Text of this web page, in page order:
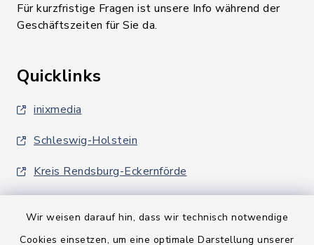
Wir weisen darauf hin, dass wir technisch notwendige
Cookies einsetzen, um eine optimale Darstellung unserer
Für kurzfristige Fragen ist unsere Info während der
Geschäftszeiten für Sie da.
Quicklinks
inixmedia
Schleswig-Holstein
Kreis Rendsburg-Eckernförde